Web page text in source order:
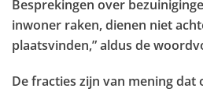
Besprekingen over
inwoner raken, dienen niet
plaatsvinden,” aldus de
De fracties zijn van mening dat